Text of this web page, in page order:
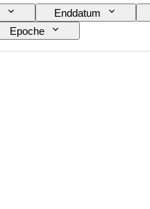
Enddatum
Epoche